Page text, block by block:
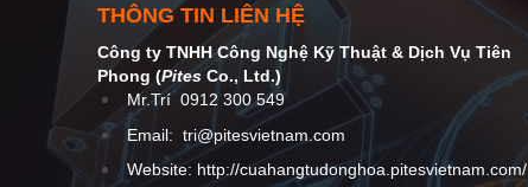
THÔNG TIN LIÊN HỆ
Công ty TNHH Công Nghệ Kỹ Thuật& Dịch Vụ Tiên
Phong (Pites Co., Ltd.)
Mr.Trí 0912 300 549
Email: tri@pitesvietnam.com
Website: http://cuahangtudonghoa.pitesvietnam.com/